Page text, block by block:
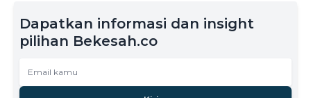
Dapatkan informasi dan insight
pilihan Bekesah.co